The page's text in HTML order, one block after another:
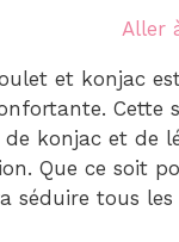
Aller
et konjac
Cette
de konjac et de
Que ce soit
séduire tous les